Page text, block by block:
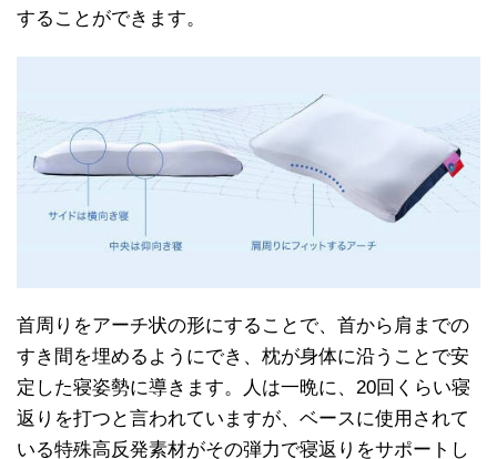
することができます。
首周りをアーチ状の形にすることで、首から肩までの
すき間を埋めるようにでき、枕が身体に沿うことで安
定した寝姿勢に導きます。人は一晩に、20回くらい寝
返りを打つと言われていますが、ベースに使用されて
いる特殊高反発素材がその弾力で寝返りをサポートし